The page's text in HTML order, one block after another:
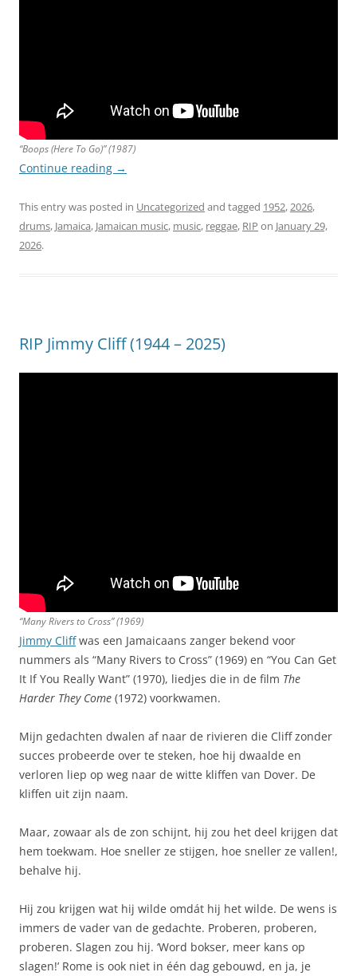
“Boops (Here To Go)” (1987)
Continue reading →
This entry was posted in Uncategorized and tagged 1952,2026,
drums, Jamaica, Jamaican music, music, reggae, RIP on January 29,
2026.
RIP Jimmy Cliff (1944 – 2025)
“Many Rivers to Cross” (1969)
Jimmy Cliffwas een Jamaicaans zanger bekend voor
nummers als “Many Rivers to Cross” (1969) en “You Can Get
It If You Really Want” (1970), liedjes die in de film The
Harder They Come (1972) voorkwamen.
Mijn gedachten dwalen af naar de rivieren die Cliff zonder
succes probeerde over te steken, hoe hij dwaalde en
verloren liep op weg naar de witte kliffen van Dover. De
kliffen uit zijn naam.
Maar, zowaar als de zon schijnt, hij zou het deel krijgen dat
hem toekwam. Hoe sneller ze stijgen, hoe sneller ze vallen!,
behalve hij.
Hij zou krijgen wat hij wilde omdát hij het wilde. De wens is
immers de vader van de gedachte. Proberen, proberen,
proberen. Slagen zou hij. ‘Word bokser, meer kans op
slagen!’ Rome is ook niet in één dag gebouwd, en ja, je